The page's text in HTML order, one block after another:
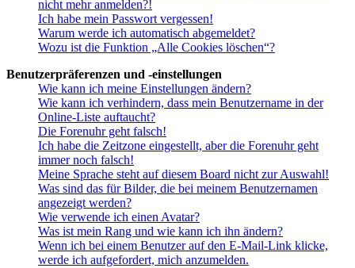
nicht mehr anmelden?!
Ich habe mein Passwort vergessen!
Warum werde ich automatisch abgemeldet?
Wozu ist die Funktion „Alle Cookies löschen“?
Benutzerpräferenzen und -einstellungen
Wie kann ich meine Einstellungen ändern?
Wie kann ich verhindern, dass mein Benutzername in der
Online-Liste auftaucht?
Die Forenuhr geht falsch!
Ich habe die Zeitzone eingestellt, aber die Forenuhr geht
immer noch falsch!
Meine Sprache steht auf diesem Board nicht zur Auswahl!
Was sind das für Bilder, die bei meinem Benutzernamen
angezeigt werden?
Wie verwende ich einen Avatar?
Was ist mein Rang und wie kann ich ihn ändern?
Wenn ich bei einem Benutzer auf den E-Mail-Link klicke,
werde ich aufgefordert, mich anzumelden.